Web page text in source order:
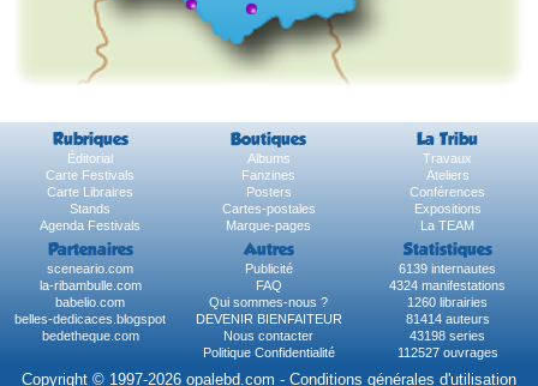
Rubriques Boutiques La Tribu
Éditorial Albums
Travaux
Carte Festivals
Fanzines
Ateliers
Carte Libraires
Posters
Conférences
Stands
Cartes-postales
Expositions
Agenda Festivals
Marque-pages La TEAM
Partenaires Autres Statistiques
sceneario.com Publicité
6139 internautes
la-ribambulle.com
FAQ
4324 manifestations
babelio.com
Qui sommes-nous ?
1260 librairies
belles-dedicaces.blogspot
DEVENIR BIENFAITEUR
81414 auteurs
bedetheque.com
Nous contacter
43198 series
Politique Confidentialité
112527 ouvrages
Copyright © 1997-2026 opalebd.com - Conditions générales d'utilisation